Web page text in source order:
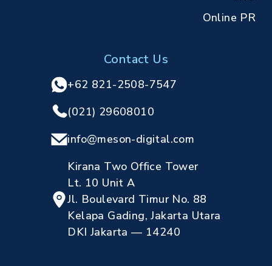
Online PR
Contact Us
+62 821-2508-7547
(021) 29608010
info@meson-digital.com
Kirana Two Office Tower
Lt. 10 Unit A
Jl. Boulevard Timur No. 88
Kelapa Gading, Jakarta Utara
DKI Jakarta — 14240